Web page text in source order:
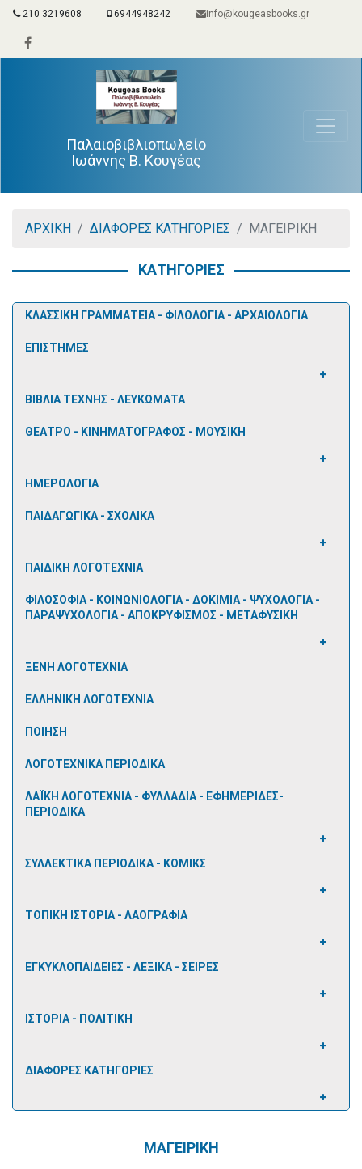
210 3219608 6944948242 info@kougeasbooks.gr
Παλαιοβιβλιοπωλείο
Ιωάννης Β. Κουγέας
ΑΡΧΙΚΗ ΔΙΑΦΟΡΕΣ ΚΑΤΗΓΟΡΙΕΣ ΜΑΓΕΙΡΙΚΗ
ΚΑΤΗΓΟΡΙΕΣ
ΚΛΑΣΣΙΚΗ ΓΡΑΜΜΑΤΕΙΑ - ΦΙΛΟΛΟΓΙΑ - ΑΡΧΑΙΟΛΟΓΙΑ
ΕΠΙΣΤΗΜΕΣ
ΒΙΒΛΙΑ ΤΕΧΝΗΣ - ΛΕΥΚΩΜΑΤΑ
ΘΕΑΤΡΟ - ΚΙΝΗΜΑΤΟΓΡΑΦΟΣ - ΜΟΥΣΙΚΗ
ΗΜΕΡΟΛΟΓΙΑ
ΠΑΙΔΑΓΩΓΙΚΑ - ΣΧΟΛΙΚΑ
ΠΑΙΔΙΚΗ ΛΟΓΟΤΕΧΝΙΑ
ΦΙΛΟΣΟΦΙΑ - ΚΟΙΝΩΝΙΟΛΟΓΙΑ - ΔΟΚΙΜΙΑ - ΨΥΧΟΛΟΓΙΑ -
ΠΑΡΑΨΥΧΟΛΟΓΙΑ - ΑΠΟΚΡΥΦΙΣΜΟΣ - ΜΕΤΑΦΥΣΙΚΗ
ΞΕΝΗ ΛΟΓΟΤΕΧΝΙΑ
ΕΛΛΗΝΙΚΗ ΛΟΓΟΤΕΧΝΙΑ
ΠΟΙΗΣΗ
ΛΟΓΟΤΕΧΝΙΚΑ ΠΕΡΙΟΔΙΚΑ
ΛΑΪΚΗ ΛΟΓΟΤΕΧΝΙΑ - ΦΥΛΛΑΔΙΑ - ΕΦΗΜΕΡΙΔΕΣ-
ΠΕΡΙΟΔΙΚΑ
ΣΥΛΛΕΚΤΙΚΑ ΠΕΡΙΟΔΙΚΑ - ΚΟΜΙΚΣ
ΤΟΠΙΚΗ ΙΣΤΟΡΙΑ - ΛΑΟΓΡΑΦΙΑ
ΕΓΚΥΚΛΟΠΑΙΔΕΙΕΣ - ΛΕΞΙΚΑ - ΣΕΙΡΕΣ
ΙΣΤΟΡΙΑ - ΠΟΛΙΤΙΚΗ
ΔΙΑΦΟΡΕΣ ΚΑΤΗΓΟΡΙΕΣ
ΜΑΓΕΙΡΙΚΗ